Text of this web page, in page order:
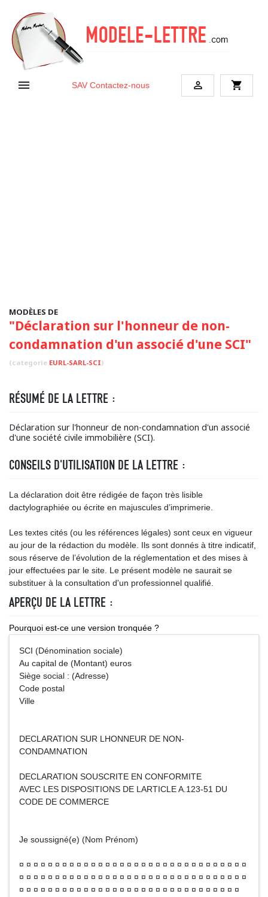
 SAV Contactez-nous  shopping_cart
MODÈLES DE
"Déclaration sur l'honneur de non-
condamnation d'un associé d'une SCI"
(categorie EURL-SARL-SCI)
RÉSUMÉ DE LA LETTRE :
Déclaration sur l'honneur de non-condamnation d'un associé
d'une société civile immobilière (SCI).
CONSEILS D'UTILISATION DE LA LETTRE :
La déclaration doit être rédigée de façon très lisible
dactylographiée ou écrite en majuscules d’imprimerie.
Les textes cités (ou les références légales) sont ceux en vigueur
au jour de la rédaction du modèle. Ils sont donnés à titre indicatif,
sous réserve de l’évolution de la réglementation et des mises à
jour effectuées par le site. Le présent modèle ne saurait se
substituer à la consultation d'un professionnel qualifié.
APERÇU DE LA LETTRE :
Pourquoi est-ce une version tronquée ?
SCI (Dénomination sociale)
Au capital de (Montant) euros
Siège social : (Adresse)
Code postal
Ville
DECLARATION SUR LHONNEUR DE NON-
CONDAMNATION
DECLARATION SOUSCRITE EN CONFORMITE
AVEC LES DISPOSITIONS DE LARTICLE A.123-51 DU
CODE DE COMMERCE
Je soussigné(e) (Nom Prénom)
¤ ¤ ¤ ¤ ¤ ¤ ¤ ¤ ¤ ¤ ¤ ¤ ¤ ¤ ¤ ¤ ¤ ¤ ¤ ¤ ¤ ¤ ¤ ¤ ¤ ¤ ¤ ¤ ¤ ¤ ¤ ¤
¤ ¤ ¤ ¤ ¤ ¤ ¤ ¤ ¤ ¤ ¤ ¤ ¤ ¤ ¤ ¤ ¤ ¤ ¤ ¤ ¤ ¤ ¤ ¤ ¤ ¤ ¤ ¤ ¤ ¤ ¤ ¤
¤ ¤ ¤ ¤ ¤ ¤ ¤ ¤ ¤ ¤ ¤ ¤ ¤ ¤ ¤ ¤ ¤ ¤ ¤ ¤ ¤ ¤ ¤ ¤ ¤ ¤ ¤ ¤ ¤ ¤ ¤